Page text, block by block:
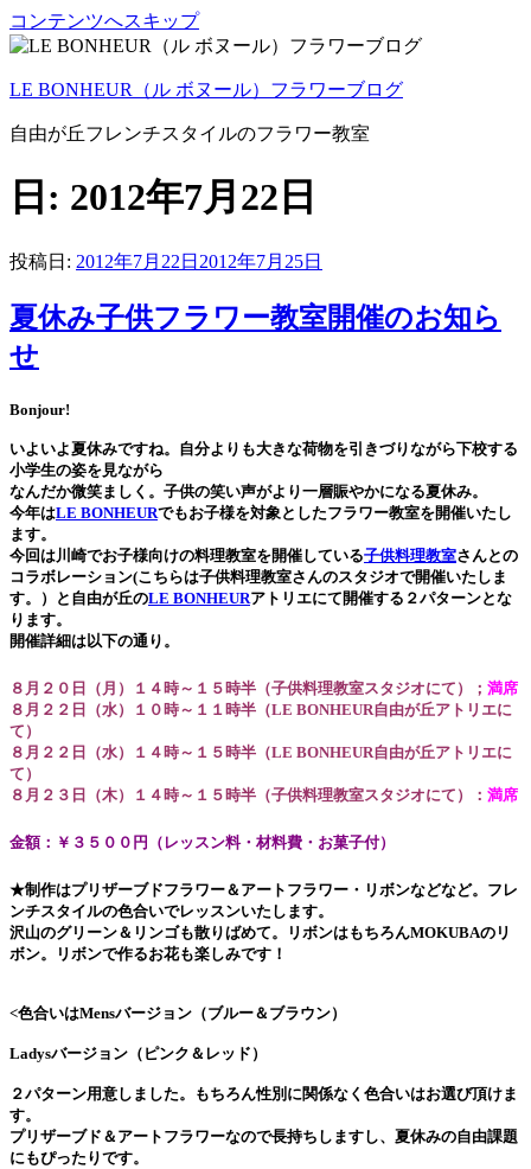
コンテンツへスキップ
LE BONHEUR（ル ボヌール）フラワーブログ
自由が丘フレンチスタイルのフラワー教室
日: 2012年7月22日
投稿日: 2012年7月22日 2012年7月25日
夏休み子供フラワー教室開催のお知ら
せ
Bonjour!
いよいよ夏休みですね。自分よりも大きな荷物を引きづりながら下校する
小学生の姿を見ながら
なんだか微笑ましく。子供の笑い声がより一層賑やかになる夏休み。
今年はLE BONHEURでもお子様を対象としたフラワー教室を開催いたし
ます。
今回は川崎でお子様向けの料理教室を開催している子供料理教室さんとの
コラボレーション(こちらは子供料理教室さんのスタジオで開催いたしま
す。）と自由が丘のLE BONHEURアトリエにて開催する２パターンとな
ります。
開催詳細は以下の通り。
８月２０日（月）１４時～１５時半（子供料理教室スタジオにて）； 満席
８月２２日（水）１０時～１１時半（LE BONHEUR自由が丘アトリエに
て）
８月２２日（水）１４時～１５時半（LE BONHEUR自由が丘アトリエに
て）
８月２３日（木）１４時～１５時半（子供料理教室スタジオにて）： 満席
金額：￥３５００円（レッスン料・材料費・お菓子付）
★制作はプリザーブドフラワー＆アートフラワー・リボンなどなど。フレ
ンチスタイルの色合いでレッスンいたします。
沢山のグリーン＆リンゴも散りばめて。リボンはもちろんMOKUBAのリ
ボン。リボンで作るお花も楽しみです！
<色合いはMensバージョン（ブルー＆ブラウン）
Ladysバージョン（ピンク＆レッド）
２パターン用意しました。もちろん性別に関係なく色合いはお選び頂けま
す。
プリザーブド＆アートフラワーなので長持ちしますし、夏休みの自由課題
にもぴったりです。